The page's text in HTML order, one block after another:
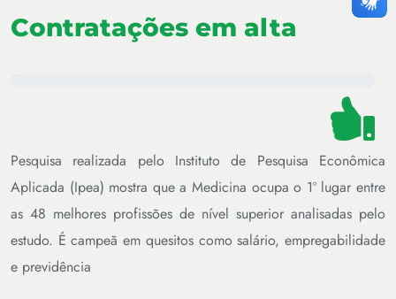
Contratações em alta
Pesquisa realizada pelo Instituto de Pesquisa Econômica
Aplicada (Ipea) mostra que a Medicina ocupa o 1º lugar entre
as 48 melhores profissões de nível superior analisadas pelo
estudo. É campeã em quesitos como salário, empregabilidade
e previdência